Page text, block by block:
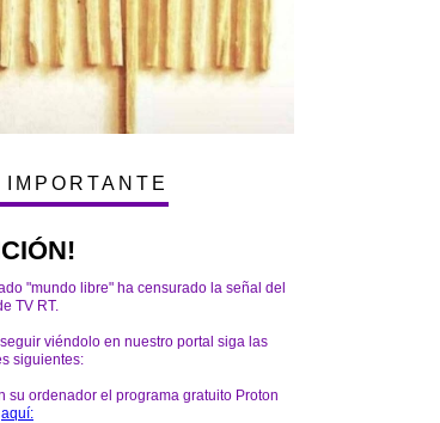
"mundo libre" ha censurado la señal del
TV RT.
viéndolo en nuestro portal siga las
siguientes:
su ordenador el programa gratuito Proton
aquí: